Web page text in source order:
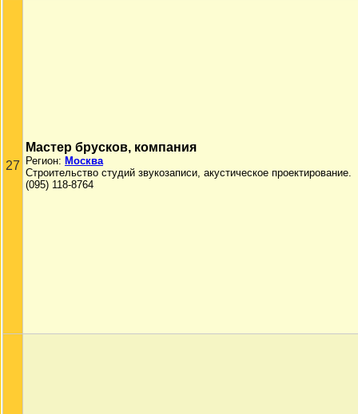
27
Мастер брусков, компания
Регион: Москва
Строительство студий звукозаписи, акустическое проектирование.
(095) 118-8764